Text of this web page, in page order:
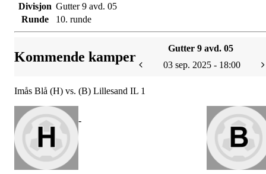
Divisjon Gutter 9 avd. 05
Runde
10. runde
Kommende kamper
Gutter 9 avd. 05
03 sep. 2025 - 18:00
Imås Blå (H) vs. (B) Lillesand IL 1
-